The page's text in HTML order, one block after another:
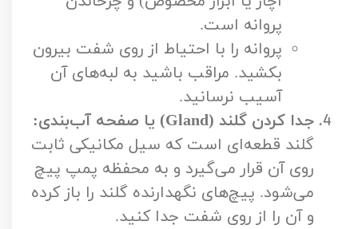
پروانه است.
پروانه را با احتیاط از روی شفت بیرون
بکشید. مراقب باشید به لبه‌های آن
آسیب نرسانید.
جدا کردن گلند (Gland) یا صفحه آب‌بندی:
گلند قطعه‌ای است که سیل مکانیکی ثابت
روی آن قرار می‌گیرد و به محفظه پمپ پیچ
می‌شود. پیچ‌های نگهدارنده گلند را باز کرده
و آن را از روی شفت جدا کنید.